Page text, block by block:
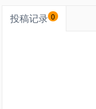
投稿记录 0